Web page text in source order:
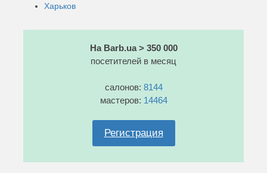
Харьков
На Barb.ua > 350 000
посетителей в месяц
салонов: 8144
мастеров: 14464
Регистрация